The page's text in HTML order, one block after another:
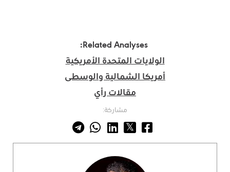
Related Analyses:
الولايات المتحدة الأمريكية
أمريكا الشمالية والوسطى
مقالات رأي
مشاركة: